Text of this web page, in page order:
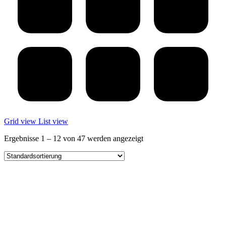
Grid view List view
Ergebnisse 1 – 12 von 47 werden angezeigt